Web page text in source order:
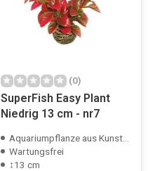
(0)
SuperFish Easy Plant
Niedrig 13 cm - nr7
Aquariumpflanze aus Kunststoff
Wartungsfrei
↕13 cm